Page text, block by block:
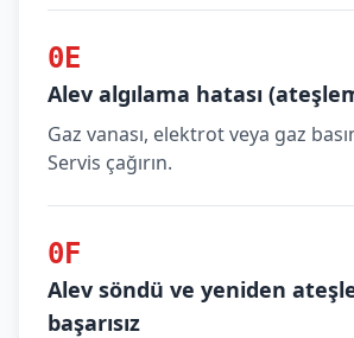
0E
Alev algılama hatası
Gaz vanası, elektrot veya gaz
Servis çağırın.
0F
Alev söndü ve yeniden
başarısız